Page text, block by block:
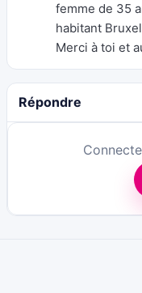
femme de 35
habitant
Merci à toi et
Répondre